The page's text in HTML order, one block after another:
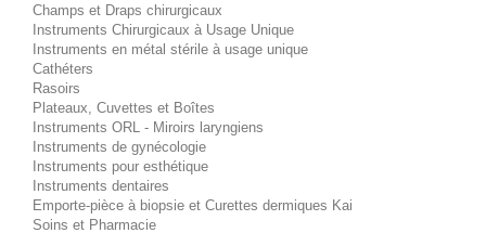
Champs et Draps chirurgicaux
Instruments Chirurgicaux à Usage Unique
Instruments en métal stérile à usage unique
Cathéters
Rasoirs
Plateaux, Cuvettes et Boîtes
Instruments ORL - Miroirs laryngiens
Instruments de gynécologie
Instruments pour esthétique
Instruments dentaires
Emporte-pièce à biopsie et Curettes dermiques Kai
Soins et Pharmacie